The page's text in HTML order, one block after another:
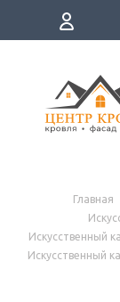
Главная
Искусственный
Искусственный